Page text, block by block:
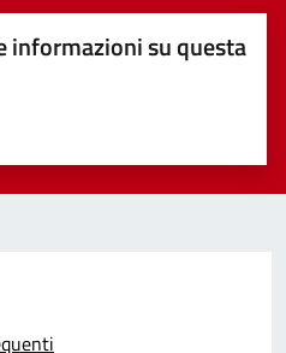
informazioni su questa
su 5
5